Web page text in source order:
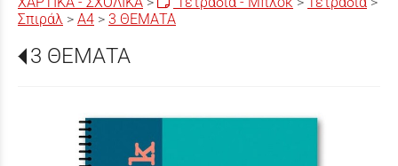
Σπιράλ > Α4 > 3 ΘΕΜΑΤΑ
3 ΘΕΜΑΤΑ